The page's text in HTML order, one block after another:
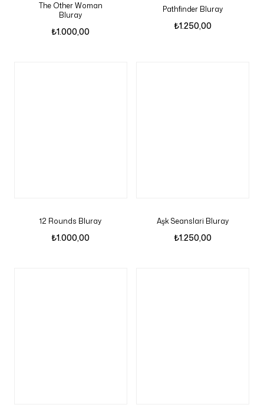
The Other Woman
Bluray
₺1.000,00
Pathfinder Bluray
₺1.250,00
12 Rounds Bluray
₺1.000,00
Aşk Seanslari Bluray
₺1.250,00